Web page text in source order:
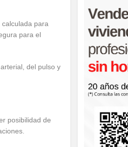
calculada para
para el
del pulso y
posibilidad de